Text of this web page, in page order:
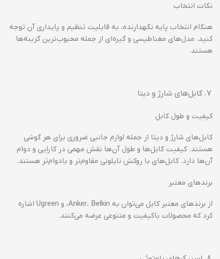
نکات انتخاب
هنگام انتخاب پایه نگهدارنده، به قابلیت تنظیم و پایداری آن توجه
کنید. مدل‌های مغناطیسی و گیره‌ای از جمله محبوب‌ترین گزینه‌ها
هستند.
کابل‌های شارژ و دیتا
کیفیت و طول کابل
کابل‌های شارژ و دیتا از جمله لوازم جانبی ضروری برای هر گوشی
هستند. کیفیت کابل‌ها و طول آن‌ها نقش مهمی در کارایی و دوام
آن‌ها دارد. کابل‌های با روکش نایلونی مقاوم‌تر و بادوام‌تر هستند.
برندهای معتبر
از برندهای معتبر کابل می‌توان به Anker، Belkin، و Ugreen اشاره
کرد که محصولات باکیفیت و متنوعی عرضه می‌کنند.